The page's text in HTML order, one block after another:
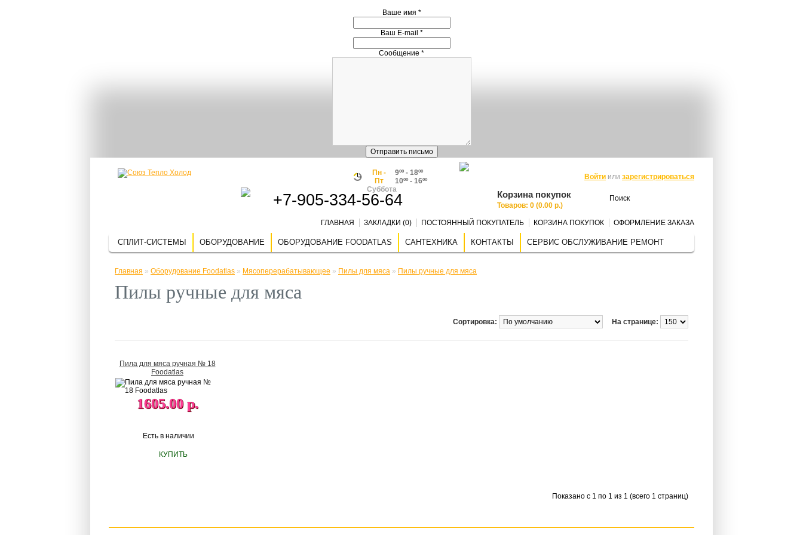
Ваше имя *
Ваш E-mail *
Сообщение *
+7-905-334-56-64
Пн -
Пт
Суббота
9ºº - 18ºº
10ºº - 16ºº
Корзина покупок
Товаров: 0 (0.00 р.)
Войти или зарегистрироваться
ГЛАВНАЯ ЗАКЛАДКИ (0) ПОСТОЯННЫЙ ПОКУПАТЕЛЬ КОРЗИНА ПОКУПОК ОФОРМЛЕНИЕ ЗАКАЗА
СПЛИТ-СИСТЕМЫ ОБОРУДОВАНИЕ ОБОРУДОВАНИЕ FOODATLAS САНТЕХНИКА КОНТАКТЫ СЕРВИС ОБСЛУЖИВАНИЕ РЕМОНТ
Главная » Оборудование Foodatlas » Мясоперерабатывающее » Пилы для мяса » Пилы ручные для мяса
Пилы ручные для мяса
На странице:
Сортировка:
Пила для мяса ручная № 18
Foodatlas
1605.00 р.
Есть в наличии
Показано с 1 по 1 из 1 (всего 1 страниц)